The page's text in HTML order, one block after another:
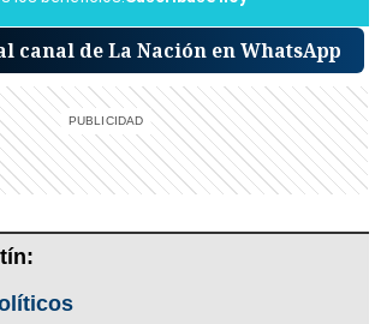
canal de La Nación en WhatsApp